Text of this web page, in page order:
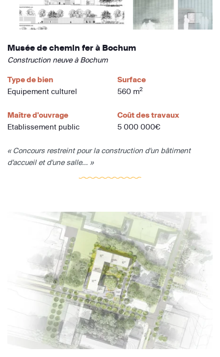
Musée de chemin fer à Bochum
Construction neuve à Bochum
Type de bien
Equipement culturel
Surface
560 m2
Maître d'ouvrage
Etablissement public
Coût des travaux
5 000 000€
« Concours restreint pour la construction d'un bâtiment
d'accueil et d'une salle... »